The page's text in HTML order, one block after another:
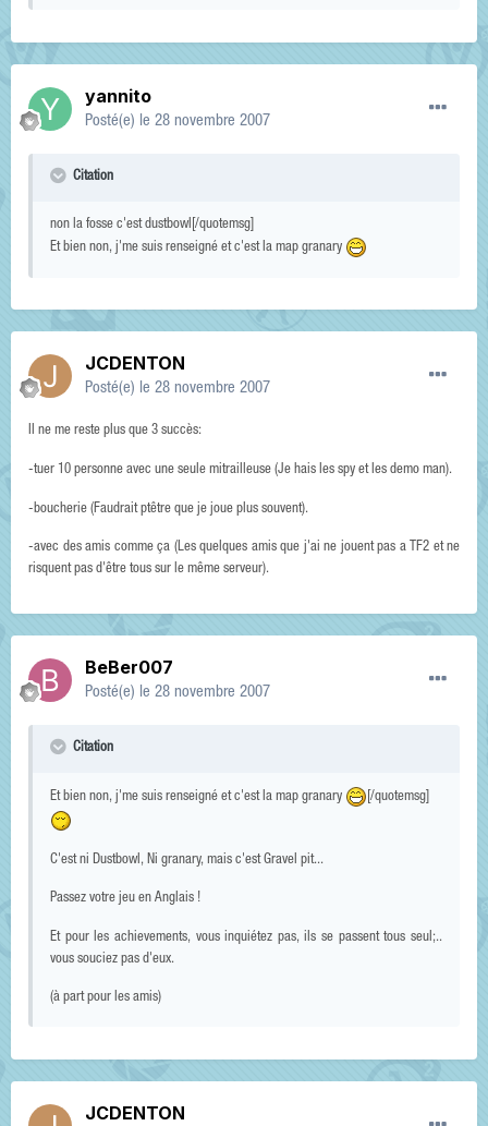
yannito
Posté(e) le 28 novembre 2007
Citation
non la fosse c'est dustbowl[/quotemsg]
Et bien non, j'me suis renseigné et c'est la map granary
JCDENTON
Posté(e) le 28 novembre 2007
Il ne me reste plus que 3 succès:
-tuer 10 personne avec une seule mitrailleuse (Je hais les spy et les demo man).
-boucherie (Faudrait ptêtre que je joue plus souvent).
-avec des amis comme ça (Les quelques amis que j'ai ne jouent pas a TF2 et ne
risquent pas d'être tous sur le même serveur).
BeBer007
Posté(e) le 28 novembre 2007
Citation
Et bien non, j'me suis renseigné et c'est la map granary [/quotemsg]
C'est ni Dustbowl, Ni granary, mais c'est Gravel pit...
Passez votre jeu en Anglais !
Et pour les achievements, vous inquiétez pas, ils se passent tous seul;..
vous souciez pas d'eux.
(à part pour les amis)
JCDENTON